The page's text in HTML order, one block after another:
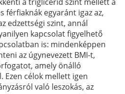
férfiaknák egyaránt igaz az,
edzettségi szint, annál
kapcsolat figyelhető
is: mindenképpen
az úgynevezett BMI-t,
amely önálló
Ezen célok mellett igen
való leszokás, az